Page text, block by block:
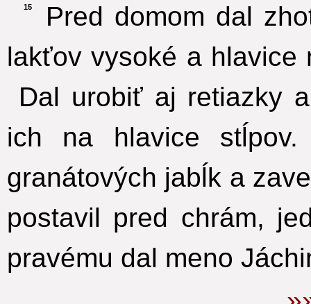
15
Pred domom dal
lakťov vysoké a
Dal urobiť aj retiazky
ich na hlavice
granátových jabĺk a
postavil pred chrám,
pravému dal meno